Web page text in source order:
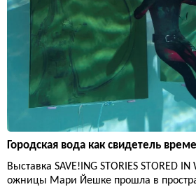
Городская вода как свидетель
Выставка SAVE!ING STORIES STORED
ожницы Мари Йешке прошла в